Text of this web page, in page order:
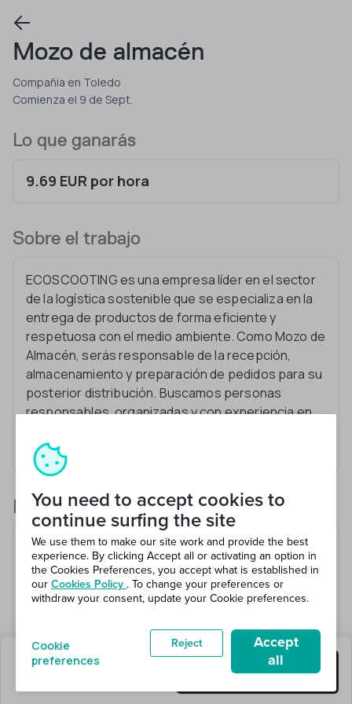
Mozo de almacén
Compañia en Toledo
Comienza el 9 de Sept.
Lo que ganarás
9.69 EUR por hora
Sobre el trabajo
ECOSCOOTING es una empresa líder en el sector
de la logística sostenible que se especializa en la
entrega de productos de forma eficiente y
respetuosa con el medio ambiente. Como Mozo de
Almacén, serás responsable de la recepción,
almacenamiento y preparación de pedidos para su
posterior distribución. Buscamos personas
responsables, organizadas y con experiencia en
logística.
Lo que harás
Recepción y almacenamiento de productos
Preparación de pedidos para distribución
Mantenimiento del orden en el almacén
quedan 1 puestos Consigue este trabajo
You need to accept cookies to
continue surfing the site
We use them to make our site work and provide the best
experience. By clicking Accept all or activating an option in
the Cookies Preferences, you accept what is established in
our Cookies Policy . To change your preferences or
withdraw your consent, update your Cookie preferences.
Cookie
preferences
Reject
Accept
all